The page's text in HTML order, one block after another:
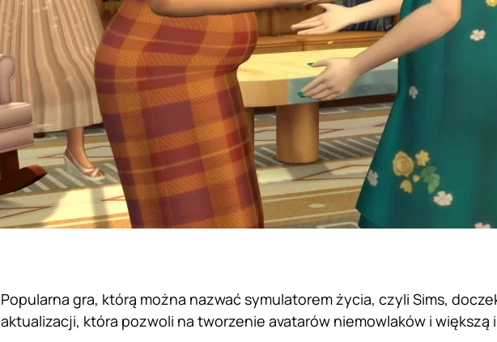
Popularna gra, którą można nazwać symulatorem życia, czyli Sims,
aktualizacji, która pozwoli na tworzenie avatarów niemowlaków i większą